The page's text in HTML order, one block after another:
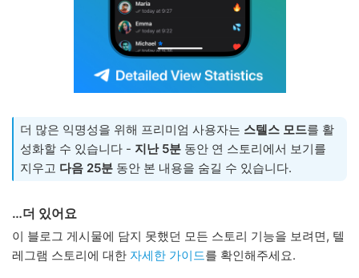
더 많은 익명성을 위해 프리미엄 사용자는 스텔스 모드를 활
성화할 수 있습니다 - 지난 5분 동안 연 스토리에서 보기를
지우고 다음 25분 동안 본 내용을 숨길 수 있습니다.
…더 있어요
이 블로그 게시물에 담지 못했던 모든 스토리 기능을 보려면, 텔
레그램 스토리에 대한 자세한 가이드를 확인해주세요.